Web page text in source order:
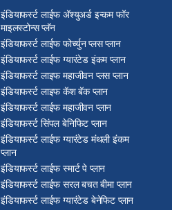
इंडियाफर्स्ट लाईफ अ‍ॅश्युअर्ड इन्कम फॉर
माइलस्टोन्स प्लॅन
इंडियाफर्स्ट लाईफ फोर्च्युन प्लस प्लान
इंडियाफर्स्ट लाईफ ग्यारंटेड इंकम प्लान
इंडियाफर्स्ट लाइफ महाजीवन प्लस प्लान
इंडियाफर्स्ट लाइफ कॅश बॅक प्लान
इंडियाफर्स्ट लाईफ महाजीवन प्लान
इंडियाफर्स्ट सिंपल बेनिफिट प्लान
इंडियाफर्स्ट लाईफ ग्यारंटेड मंथली इंकम
प्लान
इंडियाफर्स्ट लाईफ स्मार्ट पे प्लान
इंडियाफर्स्ट लाईफ सरल बचत बीमा प्लान
इंडियाफर्स्ट लाईफ ग्यारंटेड बेनेफिट प्लान